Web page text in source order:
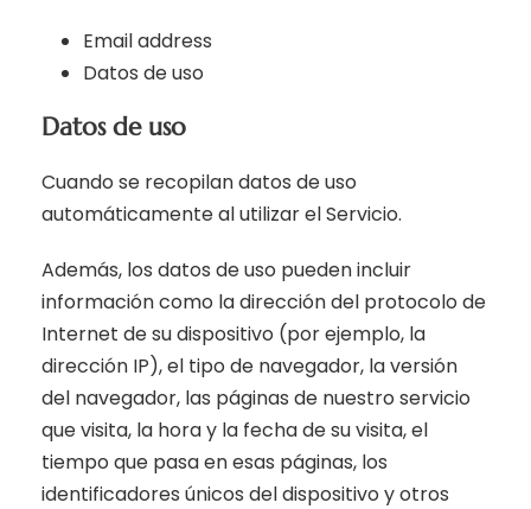
Email address
Datos de uso
Datos de uso
Cuando se recopilan datos de uso
automáticamente al utilizar el Servicio.
Además, los datos de uso pueden incluir
información como la dirección del protocolo de
Internet de su dispositivo (por ejemplo, la
dirección IP), el tipo de navegador, la versión
del navegador, las páginas de nuestro servicio
que visita, la hora y la fecha de su visita, el
tiempo que pasa en esas páginas, los
identificadores únicos del dispositivo y otros